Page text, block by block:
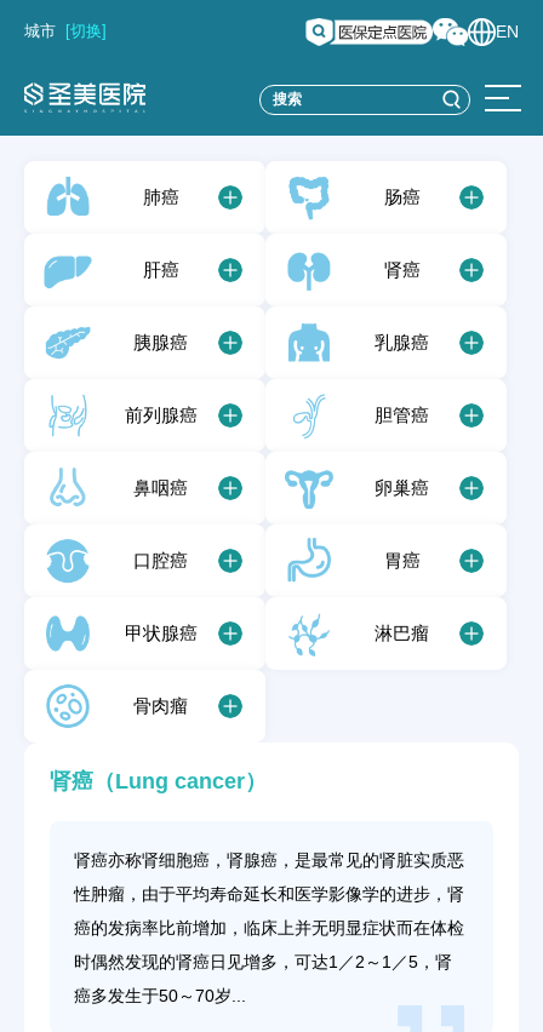
城市 [切换] EN
肺癌 肠癌
肝癌 肾癌
胰腺癌 乳腺癌
前列腺癌 胆管癌
鼻咽癌 卵巢癌
口腔癌 胃癌
甲状腺癌 淋巴瘤
骨肉瘤
肾癌（Lung cancer）
肾癌亦称肾细胞癌，肾腺癌，是最常见的肾脏实质恶
性肿瘤，由于平均寿命延长和医学影像学的进步，肾
癌的发病率比前增加，临床上并无明显症状而在体检
时偶然发现的肾癌日见增多，可达1／2～1／5，肾
癌多发生于50～70岁...